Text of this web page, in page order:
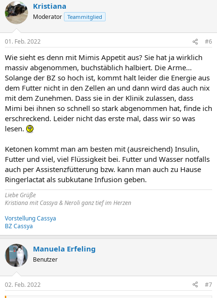
Kristiana
Moderator Teammitglied
01. Feb. 2022 #6
Wie sieht es denn mit Mimis Appetit aus? Sie hat ja wirklich
massiv abgenommen, buchstäblich halbiert. Die Arme...
Solange der BZ so hoch ist, kommt halt leider die Energie aus
dem Futter nicht in den Zellen an und dann wird das auch nix
mit dem Zunehmen. Dass sie in der Klinik zulassen, dass
Mimi bei ihnen so schnell so stark abgenommen hat, finde ich
erschreckend. Leider nicht das erste mal, dass wir so was
lesen.
Ketonen kommt man am besten mit (ausreichend) Insulin,
Futter und viel, viel Flüssigkeit bei. Futter und Wasser notfalls
auch per Assistenzfütterung bzw. kann man auch zu Hause
Ringerlactat als subkutane Infusion geben.
Liebe Grüße
Kristiana mit Cassya & Neroli ganz tief im Herzen
Vorstellung Cassya
BZ Cassya
Manuela Erfeling
Benutzer
02. Feb. 2022 #7